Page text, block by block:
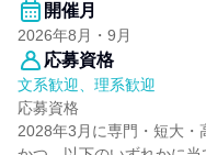
開催月
2026年8月・9月
応募資格
文系歓迎、理系歓迎
応募資格
2028年3月に専門・短大